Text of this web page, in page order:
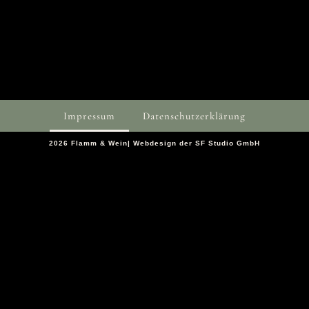
Impressum Datenschutzerklärung
2026 Flamm & Wein| Webdesign der SF Studio GmbH